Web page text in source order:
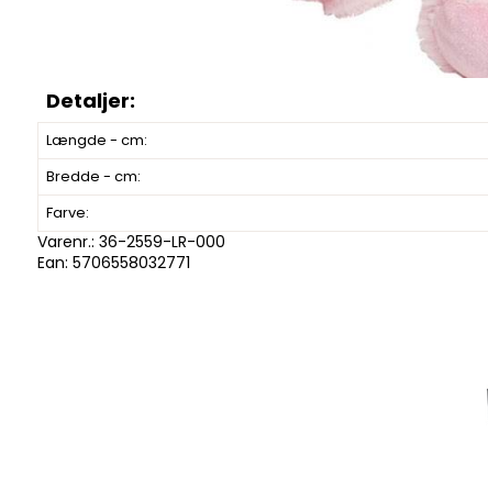
Længde - cm:
Bredde - cm:
Farve:
Varenr.: 36-2559-LR-000
Ean: 5706558032771